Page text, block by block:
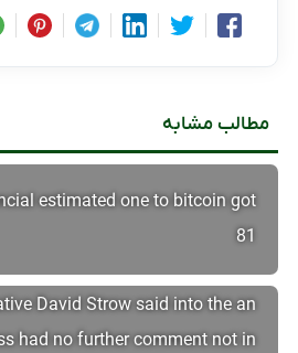
مطالب مشابه
estimated one to bitcoin got
81
David Strow said into the an
had no further comment not in